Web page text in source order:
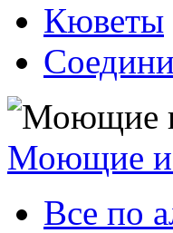
Кюветы
Моющие и
Все по